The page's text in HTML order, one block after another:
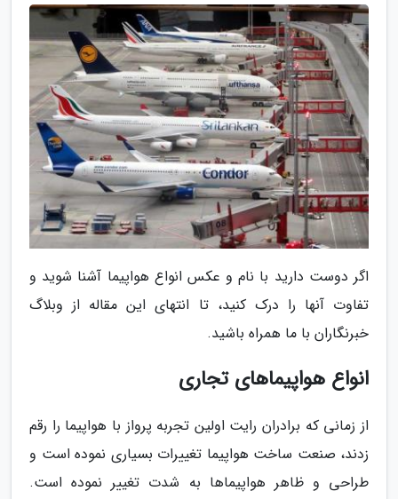
اگر دوست دارید با نام و عکس انواع هواپیما آشنا شوید و
تفاوت آنها را درک کنید، تا انتهای این مقاله از وبلاگ
خبرنگاران با ما همراه باشید.
انواع هواپیماهای تجاری
از زمانی که برادران رایت اولین تجربه پرواز با هواپیما را رقم
زدند، صنعت ساخت هواپیما تغییرات بسیاری نموده است و
طراحی و ظاهر هواپیماها به شدت تغییر نموده است.